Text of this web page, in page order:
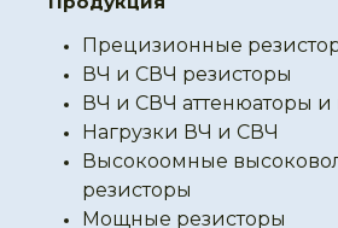
Прецизионные
ВЧ и СВЧ резисторы
ВЧ и СВЧ аттенюаторы и
Нагрузки ВЧ и СВЧ
Высокоомные
резисторы
Мощные резисторы